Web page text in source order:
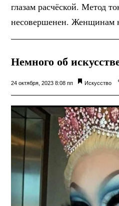
глазам расчёской. Метод
несовершенен. Женщинам
Немного об
24 октября, 2023 8:08 пп Искусство